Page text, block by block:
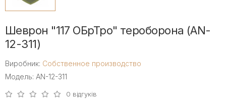
Шеврон "117 ОБрТро" тероборона (AN-
12-311)
Виробник: Собственное производство
Модель: AN-12-311
0 відгуків